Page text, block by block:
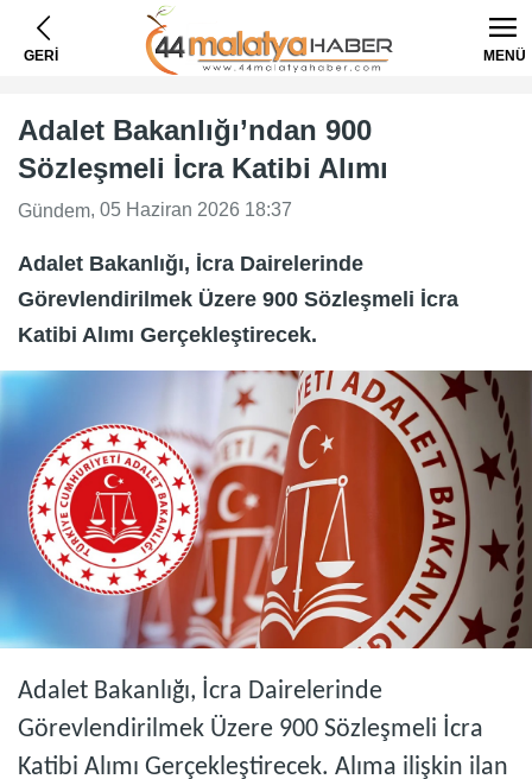
GERİ MENÜ
Adalet Bakanlığı’ndan 900
Sözleşmeli İcra Katibi Alımı
Gündem, 05 Haziran 2026 18:37
Adalet Bakanlığı, İcra Dairelerinde
Görevlendirilmek Üzere 900 Sözleşmeli İcra
Katibi Alımı Gerçekleştirecek.
Adalet Bakanlığı, İcra Dairelerinde
Görevlendirilmek Üzere 900 Sözleşmeli İcra
Katibi Alımı Gerçekleştirecek. Alıma ilişkin ilan